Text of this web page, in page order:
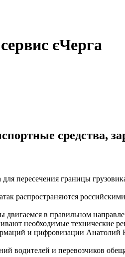
єЧерга
средства,
пересечения границы
распространяются
двигаемся в правильном
необходимые технические
и цифровизации
водителей и перевозчиков